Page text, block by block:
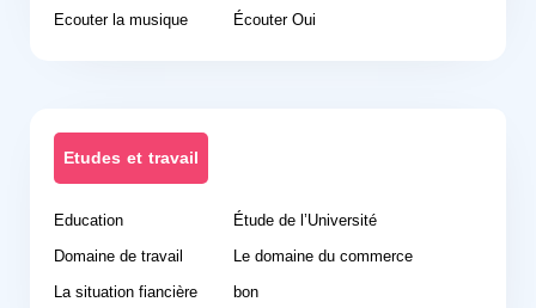
Ecouter la musique
Écouter Oui
Etudes et travail
Education
Étude de l’Université
Domaine de travail
Le domaine du commerce
La situation fiancière
bon